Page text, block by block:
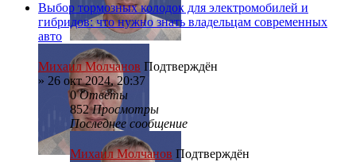
Выбор тормозных колодок для электромобилей и
гибридов: что нужно знать владельцам современных
авто
Михаил Молчанов Подтверждён
» 26 окт 2024, 20:37
0Ответы
852Просмотры
Последнее сообщение
Михаил Молчанов Подтверждён